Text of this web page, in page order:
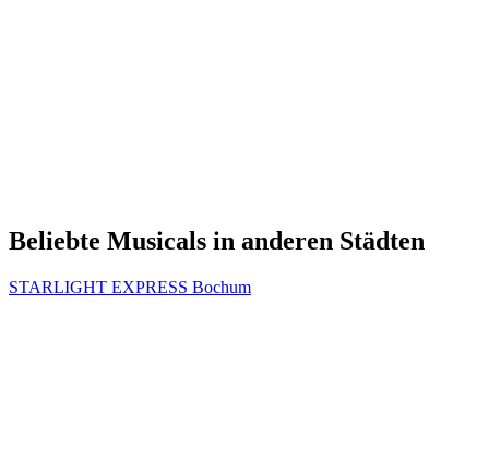
Beliebte Musicals in anderen Städten
STARLIGHT EXPRESS Bochum